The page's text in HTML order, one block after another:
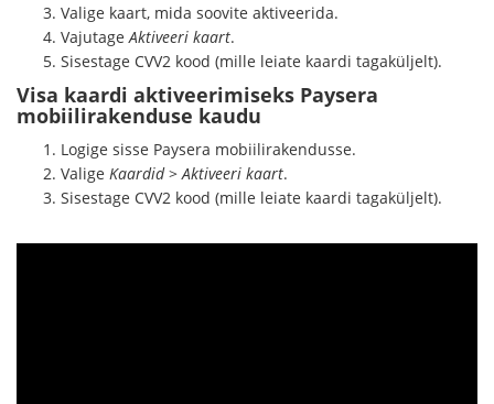
Valige kaart, mida soovite aktiveerida.
VajutageAktiveeri kaart.
Sisestage CVV2 kood (mille leiate kaardi tagaküljelt).
Visa kaardi aktiveerimiseks Paysera
mobiilirakenduse kaudu
Logige sisse Paysera mobiilirakendusse.
Valige Kaardid>Aktiveeri kaart.
Sisestage CVV2 kood (mille leiate kaardi tagaküljelt).